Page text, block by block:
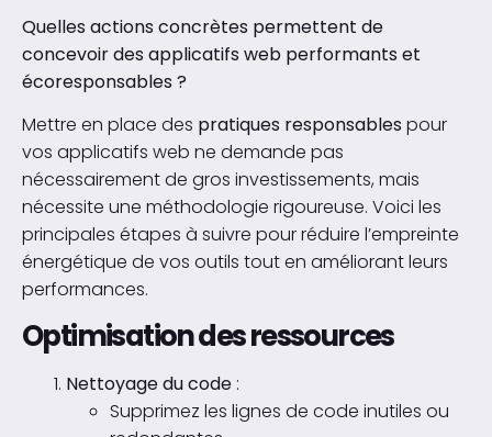
Quelles actions concrètes permettent de
concevoir des applicatifs web performants et
écoresponsables ?
Mettre en place des pratiques responsables pour
vos applicatifs web ne demande pas
nécessairement de gros investissements, mais
nécessite une méthodologie rigoureuse. Voici les
principales étapes à suivre pour réduire l’empreinte
énergétique de vos outils tout en améliorant leurs
performances.
Optimisation des ressources
Nettoyage du code :
Supprimez les lignes de code inutiles ou